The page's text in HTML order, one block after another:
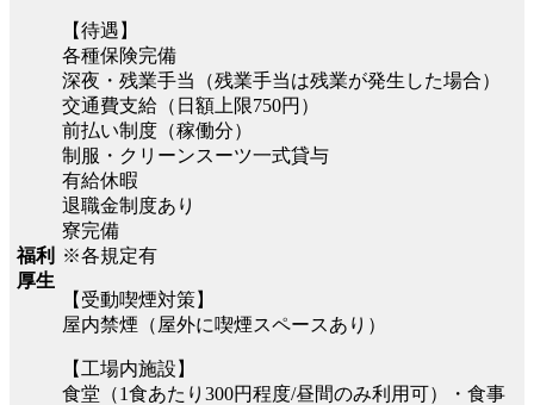
福利
厚生
【待遇】
各種保険完備
深夜・残業手当（残業手当は残業が発生した場合）
交通費支給（日額上限750円）
前払い制度（稼働分）
制服・クリーンスーツ一式貸与
有給休暇
退職金制度あり
寮完備
※各規定有
【受動喫煙対策】
屋内禁煙（屋外に喫煙スペースあり）
【工場内施設】
食堂（1食あたり300円程度/昼間のみ利用可）・食事